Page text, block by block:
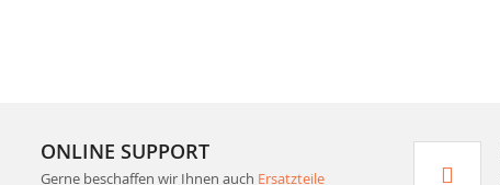
ONLINE SUPPORT
Gerne beschaffen wir Ihnen auch Ersatzteile